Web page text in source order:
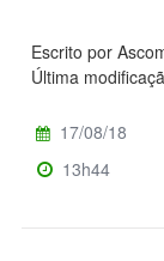
Escrito por
Última
17/08/18
13h44